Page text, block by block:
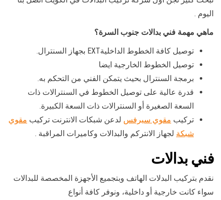
اليوم .
ماهي مهمة فني بدالات جنوب السرة؟
توصيل كافة الخطوط الداخليةEXT بجهاز السنترال.
توصيل الخطوط الخارجية ايضا
برمجة السنترال بحيث يتمكن الفني من التحكم به.
قدرة عالية على توصيل الخطوط في السنترالات ذات
السعة الصغيرة أو السنترالات ذات السعة الكبيرة.
تركيب مقوي سيرفس لدعن شبكات الانترنت تركيب مقوي
شبكة لجهاز الانتركم والبدالات وكاميرات المراقبة .
فني بدالات
نقدم بتركيب البدلات الهاتف وبتجميع الأجهزة المخصصة للبدالات
سواء كانت خارجية أو داخلية، ونوفر كافة أنواع